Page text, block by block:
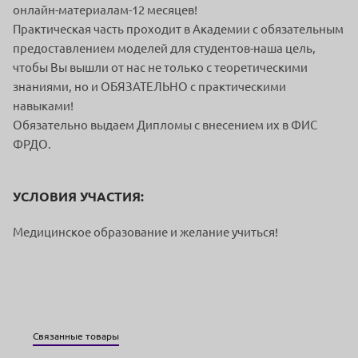
онлайн-материалам-12 месяцев!
Практическая часть проходит в Академии с обязательным
предоставлением моделей для студентов-наша цель,
чтобы Вы вышли от нас не только с теоретическими
знаниями, но и ОБЯЗАТЕЛЬНО с практическими
навыками!
Обязательно выдаем Дипломы с внесением их в ФИС
ФРДО.
УСЛОВИЯ УЧАСТИЯ:
Медицинское образование и желание учиться!
Связанные товары